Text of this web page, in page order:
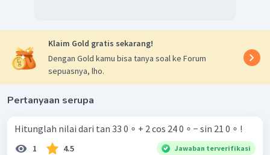
Klaim Gold gratis sekarang!
Dengan Gold kamu bisa tanya soal ke Forum
sepuasnya, lho.
Pertanyaan serupa
Hitunglah nilai dari tan 33 0 ∘ + 2 cos 24 0 ∘ − sin 21 0 ∘ !
1 4.5 Jawaban terverifikasi